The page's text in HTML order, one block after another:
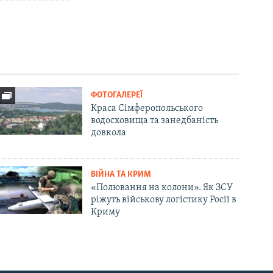
ФОТОГАЛЕРЕЇ
Краса Сімферопольського
водосховища та занедбаність
довкола
ВІЙНА ТА КРИМ
«Полювання на колони». Як ЗСУ
ріжуть військову логістику Росії в
Криму